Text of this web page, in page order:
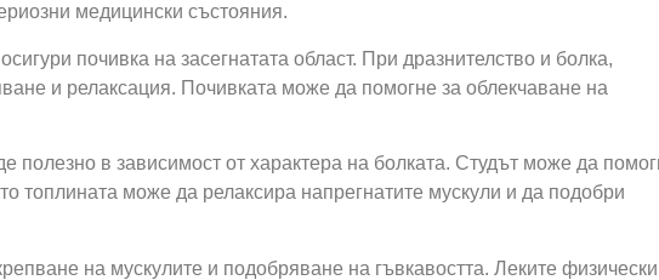
медицински състояния.
почивка на засегнатата област. При дразнителство и болка,
и релаксация. Почивката може да помогне за облекчаване на
полезно в зависимост от характера на болката. Студът може да
топлината може да релаксира напрегнатите мускули и да подобри
на мускулите и подобряване на гъвкавостта. Леките физически